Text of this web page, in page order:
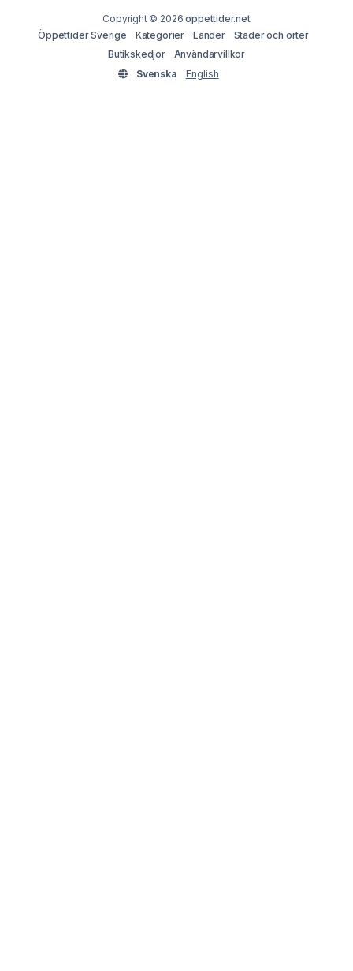
Copyright © 2026oppettider.net
Öppettider Sverige
Kategorier Länder
Städer och orter
Butikskedjor
Användarvillkor
Svenska
English